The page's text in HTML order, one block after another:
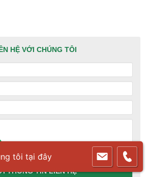
HỆ VỚI CHÚNG TÔI
THÔNG TIN LIÊN HỆ
tôi tại đây